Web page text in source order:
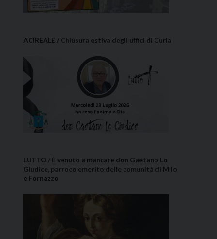
ACIREALE / Chiusura estiva degli uffici di Curia
LUTTO / È venuto a mancare don Gaetano Lo
Giudice, parroco emerito delle comunità di Milo
e Fornazzo